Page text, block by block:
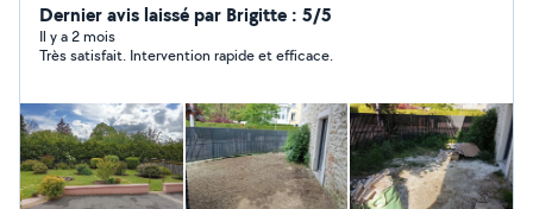
Dernier avis laissé par Brigitte : 5/5
Il y a 2 mois
Très satisfait. Intervention rapide et efficace.